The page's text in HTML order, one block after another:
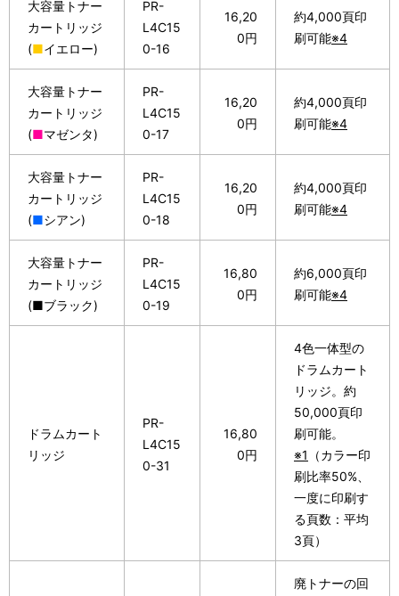
大容量トナー
カートリッジ
(■イエロー)
PR-
L4C15
0-16
16,20
0円
約4,000頁印
刷可能※4
大容量トナー
カートリッジ
(■マゼンタ)
PR-
L4C15
0-17
16,20
0円
約4,000頁印
刷可能※4
大容量トナー
カートリッジ
(■シアン)
PR-
L4C15
0-18
16,20
0円
約4,000頁印
刷可能※4
大容量トナー
カートリッジ
(■ブラック)
PR-
L4C15
0-19
16,80
0円
約6,000頁印
刷可能※4
ドラムカート
リッジ
PR-
L4C15
0-31
16,80
0円
4色一体型の
ドラムカート
リッジ。約
50,000頁印
刷可能。
※1
（カラー印
刷比率50%、
一度に印刷す
る頁数：平均
3頁）
廃トナーの回